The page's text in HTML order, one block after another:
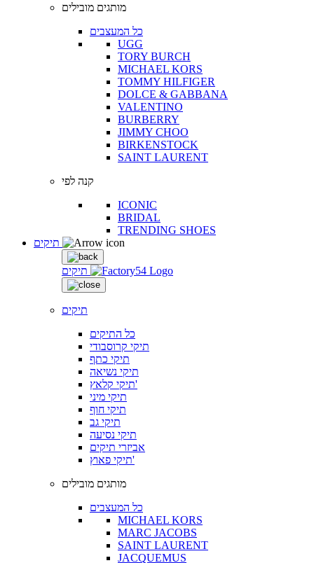
מותגים מובילים
כל המעצבים
UGG
TORY BURCH
MICHAEL KORS
TOMMY HILFIGER
DOLCE & GABBANA
VALENTINO
BURBERRY
JIMMY CHOO
BIRKENSTOCK
SAINT LAURENT
קנה לפי
ICONIC
BRIDAL
TRENDING SHOES
תיקים
תיקים
כל התיקים
תיקי קרוסבודי
תיקי כתף
תיקי נשיאה
תיקי קלאץ'
תיקי מיני
תיקי חוף
תיקי גב
תיקי נסיעה
אביזרי תיקים
תיקי פאוץ'
מותגים מובילים
כל המעצבים
MICHAEL KORS
MARC JACOBS
SAINT LAURENT
JACQUEMUS